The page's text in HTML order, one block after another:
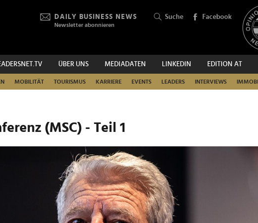
DAILY BUSINESS NEWS
Newsletter abonnieren
Suche Facebook
ÜBER UNS MEDIADATEN LINKEDIN EDITION AT
MOBILITÄT TOURISMUS KARRIERE EVENTS LEADERS INTERVIEWS
SUCHEN
(MSC) - Teil 1